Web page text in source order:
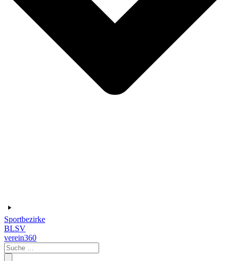
Sportbezirke
BLSV
verein360
Search
...